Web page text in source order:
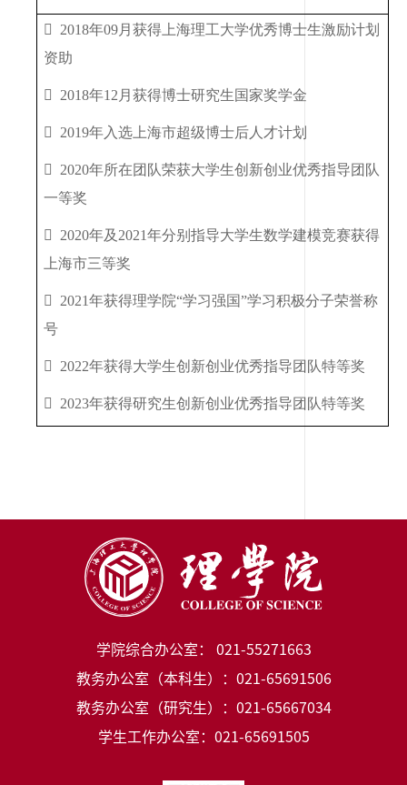
 2018年09月获得上海理工大学优秀博士生激励计划
资助
 2018年12 月获得博士研究生国家奖学金
 2019年入选上海市超级博士后人才计划
 2020年所在团队荣获大学生创新创业优秀指导团队
一等奖
 2020年及 2021年分别指导大学生数学建模竞赛获得
上海市三等奖
 2021年获得理学院“学习强国”学习积极分子荣誉称
号
 2022年获得大学生创新创业优秀指导团队特等奖
 2023年获得研究生创新创业优秀指导团队特等奖
学院综合办公室： 021-55271663
教务办公室（本科生）：021-65691506
教务办公室（研究生）：021-65667034
学生工作办公室：021-65691505